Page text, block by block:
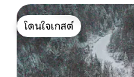
โดนใจเกสต์
โดนใจเกสต์